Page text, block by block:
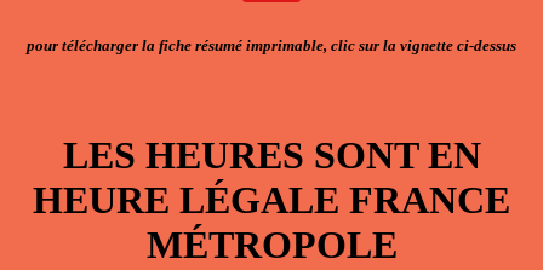
pour télécharger la fiche résumé imprimable, clic sur la vignette ci-dessus
LES HEURES SONT EN
HEURE LÉGALE FRANCE
MÉTROPOLE